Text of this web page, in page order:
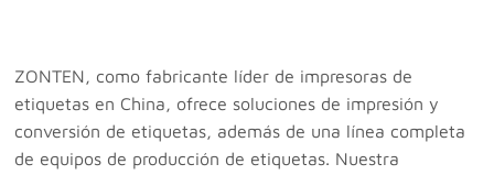
ZONTEN, como fabricante líder de impresoras de
etiquetas en China, ofrece soluciones de impresión y
conversión de etiquetas, además de una línea completa
de equipos de producción de etiquetas. Nuestra